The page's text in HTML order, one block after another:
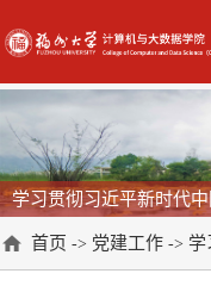
学习贯彻习近平新时代
首页 -> 党建工作 -> 学